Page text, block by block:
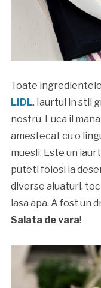
Toate
LIDL. Iaurtul in stil
nostru. Luca il
amestecat cu o
muesli. Este un
puteti folosi la
diverse aluaturi,
lasa apa. A fost un
Salata de vara!